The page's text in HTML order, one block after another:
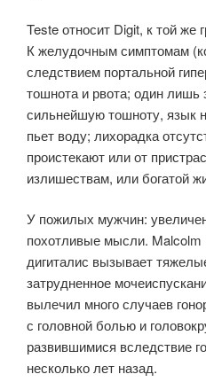
Teste относит Digit, к той же
К желудочным симптомам
следствием портальной
тошнота и рвота; один
сильнейшую тошноту, язык
пьет воду; лихорадка
проистекают или от
излишествам, или богатой
У пожилых мужчин:
похотливые мысли.
дигиталис вызывает
затрудненное
вылечил много случаев
с головной болью и
развившимися вследствие
несколько лет назад.